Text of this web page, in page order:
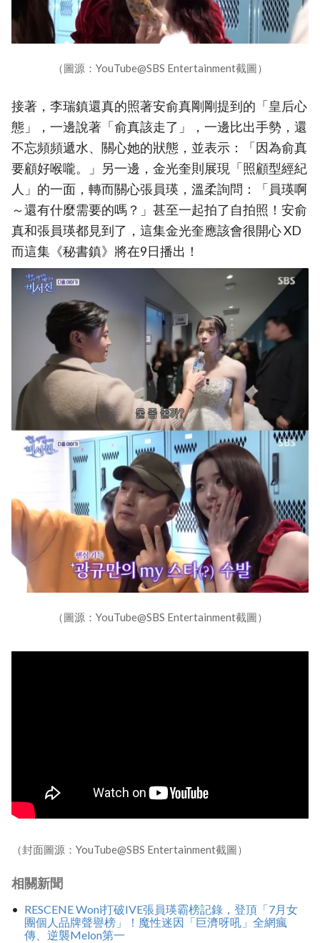
（圖源：YouTube@SBS Entertainment截圖）
接著，李瑞鎮還真的照著安俞真剛剛提到的「皇后心
態」，一邊說著「俞真該走了」，一邊比出手勢，還
不忘頻頻遞水、關心她的狀態，並表示：「因為俞真
要顧好喉嚨。」另一邊，金光奎則展現「照顧型經紀
人」的一面，轉而關心張員瑛，溫柔詢問：「員瑛啊
～還有什麼需要的嗎？」甚至一起拍了自拍照！安俞
真和張員瑛都見到了，這集金光奎應該會很開心 XD
而這集《秘書鎮》將在9日播出！
（圖源：YouTube@SBS Entertainment截圖）
（封面圖源：YouTube@SBS Entertainment截圖）
相關新聞
RESCENE Woni打破IVE張員瑛霸榜記錄，登頂「7月女
團個人品牌聲譽榜」！魔性迷因「巨濟呀吼」全網瘋
傳、逆襲Melon第一